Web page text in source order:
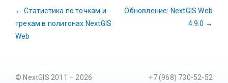
← Статистика по точкам и
трекам в полигонах NextGIS
Web
Обновление: NextGIS Web
4.9.0 →
+7 (968) 730-52-52
© NextGIS 2011 – 2026